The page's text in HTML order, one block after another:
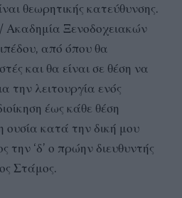
θεωρητικής κατεύθυνσης.
Ακαδημία Ξενοδοχειακών
από όπου θα
και θα είναι σε θέση να
την λειτουργία ενός
έως κάθε θέση
ουσία κατά την δική μου
την ‘δ’ ο πρώην διευθυντής
Στάμος.